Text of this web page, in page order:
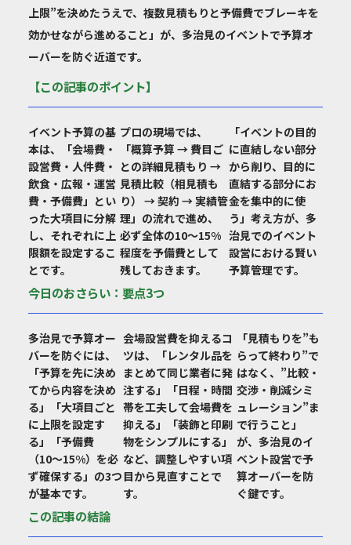
上限”を決めたうえで、複数見積もりと予備費でブレーキを
効かせながら進めること」が、多治見のイベントで予算オ
ーバーを防ぐ近道です。
【この記事のポイント】
イベント予算の基
本は、「会場費・
設営費・人件費・
飲食・広報・運営
費・予備費」とい
った大項目に分解
し、それぞれに上
限額を設定するこ
とです。
プロの現場では、
「概算予算 → 費目ご
との詳細見積もり →
見積比較（相見積も
り） → 契約 → 実績管
理」の流れで進め、
必ず全体の10〜15%
程度を予備費として
残しておきます。
「イベントの目的
に直結しない部分
から削り、目的に
直結する部分にお
金を集中的に使
う」考え方が、多
治見でのイベント
設営における賢い
予算管理です。
今日のおさらい：要点3つ
多治見で予算オー
バーを防ぐには、
「予算を先に決め
てから内容を決め
る」「大項目ごと
に上限を設定す
る」「予備費
（10〜15%）を必
ず確保する」の3つ
が基本です。
会場設営費を抑えるコ
ツは、「レンタル品を
まとめて同じ業者に発
注する」「日程・時間
帯を工夫して会場費を
抑える」「装飾と印刷
物をシンプルにする」
など、調整しやすい項
目から見直すことで
す。
「見積もりを”も
らって終わり”で
はなく、”比較・
交渉・削減シミ
ュレーション”ま
で行うこと」
が、多治見のイ
ベント設営で予
算オーバーを防
ぐ鍵です。
この記事の結論